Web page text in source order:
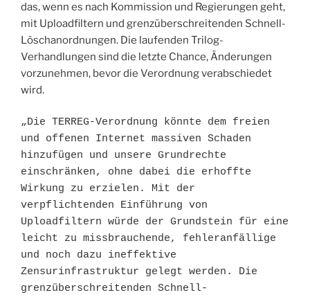
das, wenn es nach Kommission und Regierungen geht,
mit Uploadfiltern und grenzüberschreitenden Schnell-
Löschanordnungen. Die laufenden Trilog-
Verhandlungen sind die letzte Chance, Änderungen
vorzunehmen, bevor die Verordnung verabschiedet
wird.
„Die TERREG-Verordnung könnte dem freien
und offenen Internet massiven Schaden
hinzufügen und unsere Grundrechte
einschränken, ohne dabei die erhoffte
Wirkung zu erzielen. Mit der
verpflichtenden Einführung von
Uploadfiltern würde der Grundstein für eine
leicht zu missbrauchende, fehleranfällige
und noch dazu ineffektive
Zensurinfrastruktur gelegt werden. Die
grenzüberschreitenden Schnell-